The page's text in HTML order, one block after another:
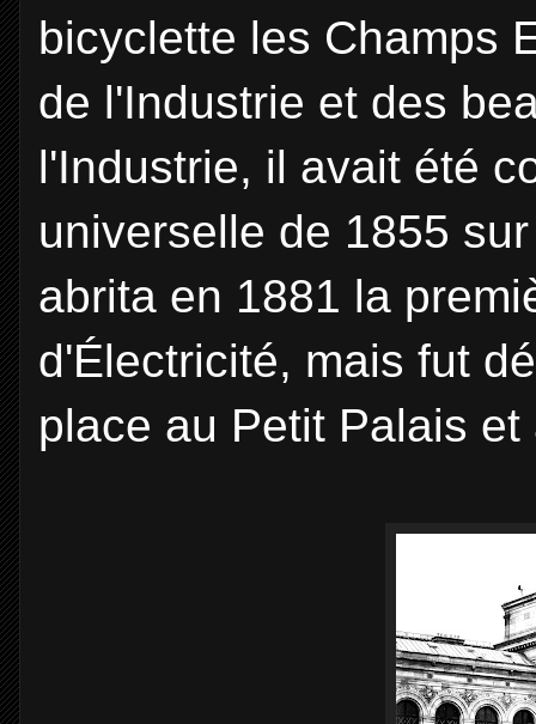
bicyclette les Champs
de l'Industrie et des
l'Industrie, il avait été
universelle de 1855
abrita en 1881 la
d'Électricité, mais fut
place au Petit Palais